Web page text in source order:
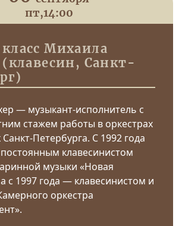
пт,14:00
Михаила
(клавесин, Санкт-
— музыкант-исполнитель с
стажем работы в оркестрах
Петербурга. С 1992 года
клавесинистом
музыки «Новая
с 1997 года — клавесинистом и
оркестра